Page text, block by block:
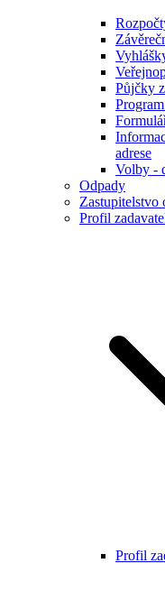
Půjčky
adrese
Volby -
Odpady
Zastupitelstvo
Profil
Profil